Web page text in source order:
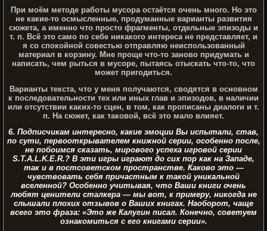
При моём методе работы мусора остаётся очень много. Но это
не какие-то осмысленные, продуманные варианты развития
сюжета, а именно что просто фрагменты, отдельные эпизоды и
т. п. Всё это само по себе никакого интереса не представляет, и
я со спокойной совестью отправляю неиспользованный
материал в корзину. Мне проще что-то заново придумать и
написать, чем рыться в мусоре, пытаясь отыскать что-то, что
может пригодиться.
Варианты текста, что у меня получаются, сводятся в основном
к последовательности тех или иных глав и эпизодов, в наличии
или отсутствии каких-то сцен, в том, как прописаны диалоги и т.
п. На сюжет, как таковой, всё это мало влияет.
6. Подписчикам интересно, какие эмоции Вы испытали, став,
по сути, первооткрывателем книжной серии, особенно после,
не побоимся сказать, мирового успеха игровой серии
S.T.A.L.K.E.R.? В эти игры играют до сих пор как на Западе,
так и в постсоветском пространстве. Каково это —
чувствовать себя причастным к такой уникальной
вселенной? Особенно учитывая, что Ваши книги очень
любят ценители сталкера — мы вот, к примеру, никогда не
слышали плохих отзывов о Ваших книгах. Наоборот, чаще
всего это фраза: «Это же Калугин писал. Конечно, советуем
ознакомиться с его книгами серии».